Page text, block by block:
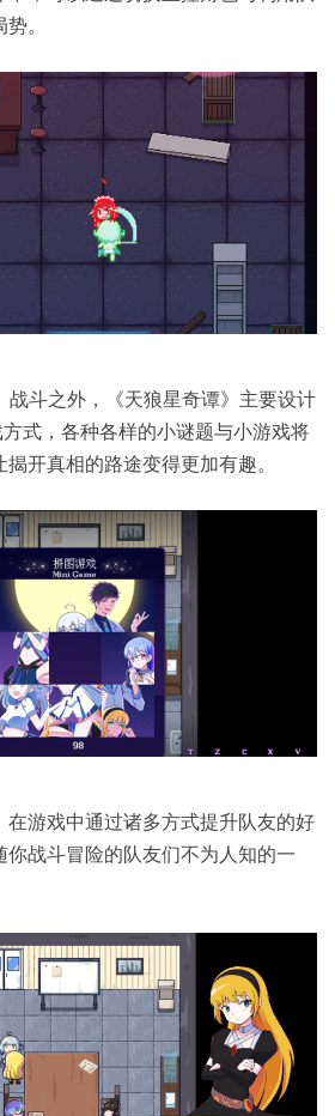
。
战斗之外，《天狼星奇谭》主要设计
方式，各种各样的小谜题与小游戏将
开真相的路途变得更加有趣。
在游戏中通过诸多方式提升队友的好
你战斗冒险的队友们不为人知的一